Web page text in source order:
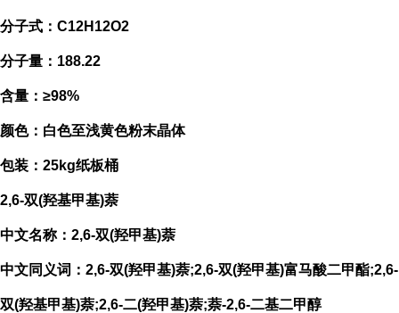
分子式：C12H12O2
分子量：188.22
含量：≥98%
颜色：白色至浅黄色粉末晶体
包装：25kg纸板桶
2,6-双(羟基甲基)萘
中文名称：2,6-双(羟甲基)萘
中文同义词：2,6-双(羟甲基)萘;2,6-双(羟甲基)富马酸二甲酯;2,6-
双(羟基甲基)萘;2,6-二(羟甲基)萘;萘-2,6-二基二甲醇